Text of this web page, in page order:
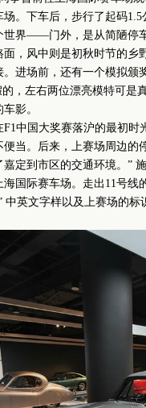
。下车后，步行了起码
世界——门外，是从简陋停
，风中则是初秋时节的乡
进场前，还有一个模拟颁
，左右两位漂亮模特可是
影。
国大奖赛落沪的最初时
当。后来，上赛场周边的
定到市区的交通环境。”
国际赛车场。走出11号
中英文字样以及上赛场的